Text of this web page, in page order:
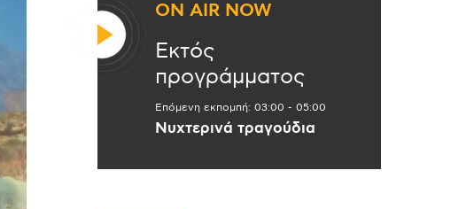
ON AIR NOW
Εκτός
προγράμματος
Επόμενη εκπομπή: 03:00 - 05:00
Νυχτερινά τραγούδια